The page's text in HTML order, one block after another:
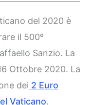
del 2020 è
il 500º
Sanzio. La
Ottobre 2020. La
dei 2 Euro
Vaticano.